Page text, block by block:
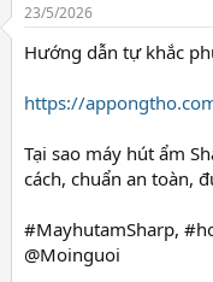
y
23/5/2026
Hướng dẫn tự khắc
https://
Tại sao máy hút ẩm
cách, chuẩn an toàn,
#MayhutamSharp,
@Moinguoi